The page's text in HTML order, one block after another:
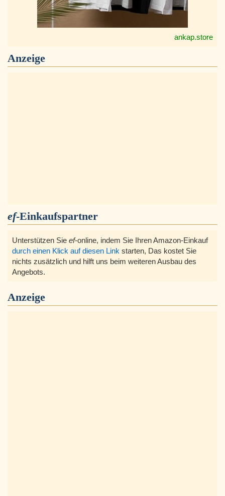
ankap.store
Anzeige
ef-Einkaufspartner
Unterstützen Sie ef-online, indem Sie Ihren Amazon-Einkauf
durch einen Klick auf diesen Link starten, Das kostet Sie
nichts zusätzlich und hilft uns beim weiteren Ausbau des
Angebots.
Anzeige